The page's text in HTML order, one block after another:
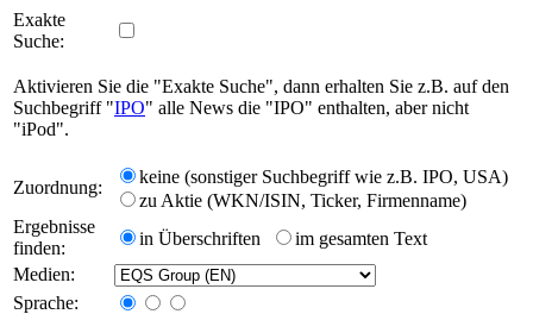
Exakte
Suche:
Aktivieren Sie die "Exakte Suche", dann erhalten Sie z.B. auf den
Suchbegriff "IPO" alle News die "IPO" enthalten, aber nicht
"iPod".
Zuordnung:
keine (sonstiger Suchbegriff wie z.B. IPO, USA)
zu Aktie (WKN/ISIN, Ticker, Firmenname)
Ergebnisse
finden:
in Überschriften
im gesamten Text
Medien:
Sprache: